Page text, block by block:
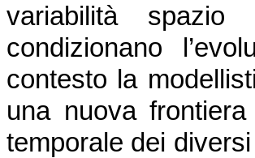
variabilità spazio
condizionano
contesto la
una nuova
temporale dei